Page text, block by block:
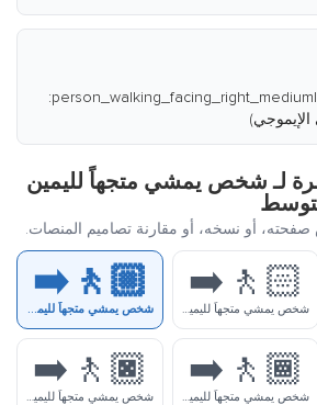
:person_walking_facing_right_mediumlight_skin_tone:
الإيموجي)
لـ شخص يمشي متجهاً لليمين
أو نسخه، أو مقارنة تصاميم المنصات.
🚶🏻‍➡️
شخص يمشي متجهاً لليمين بلون بشرة فاتح
🚶🏼‍➡️
شخص يمشي متجهاً لليمين بلون بشرة فاتح متوسط
🚶🏾‍➡️
شخص يمشي متجهاً لليمين بلون بشرة متوسط غامق
🚶🏿‍➡️
شخص يمشي متجهاً لليمين بلون بشرة غامق